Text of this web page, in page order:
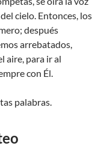
cielo. Entonces, los
después
arrebatados,
aire, para ir al
con Él.
palabras.